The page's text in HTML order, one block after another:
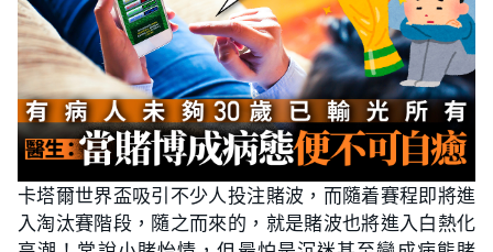
卡塔爾世界盃吸引不少人投注賭波，而隨着賽程即將進
入淘汰賽階段，隨之而來的，就是賭波也將進入白熱化